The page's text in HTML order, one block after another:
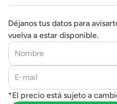
Déjanos tus datos para
vuelva a estar disponible.